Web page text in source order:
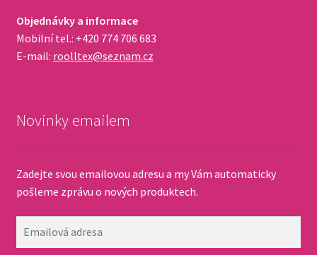
Objednávky a informace
Mobilní tel.: +420 774 706 683
E-mail: roolltex@seznam.cz
Novinky emailem
Zadejte svou emailovou adresu a my Vám automaticky
pošleme zprávu o nových produktech.